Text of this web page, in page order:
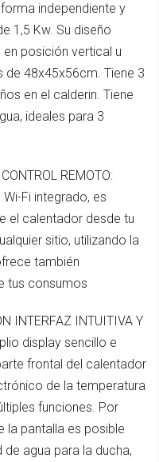
independiente y
1,5 Kw. Su diseño
posición vertical u
de 48x45x56cm. Tiene 3
en el calderin. Tiene
ideales para 3
REMOTO:
Fi integrado, es
el calentador desde tu
sitio, utilizando la
también
tus consumos
INTERFAZ INTUITIVA Y
display sencillo e
frontal del calentador
de la temperatura
funciones. Por
la pantalla es posible
agua para la ducha,